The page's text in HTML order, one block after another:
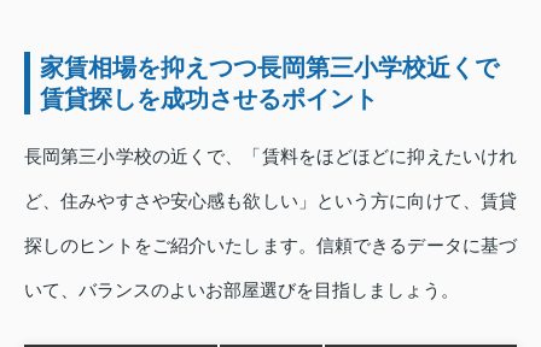
家賃相場を抑えつつ長岡第三小学校近くで
賃貸探しを成功させるポイント
長岡第三小学校の近くで、「賃料をほどほどに抑えたいけれ
ど、住みやすさや安心感も欲しい」という方に向けて、賃貸
探しのヒントをご紹介いたします。信頼できるデータに基づ
いて、バランスのよいお部屋選びを目指しましょう。